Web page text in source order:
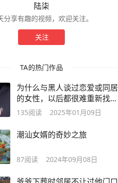
陆柒
分享有趣的视频，欢迎关注。
关注
TA的热门作品
为什么与黑人谈过恋爱或同居
的女性，以后都很难重新找到
对象
135阅读 2025年01月09日
潮汕女婿的奇妙之旅
87阅读 2024年09月08日